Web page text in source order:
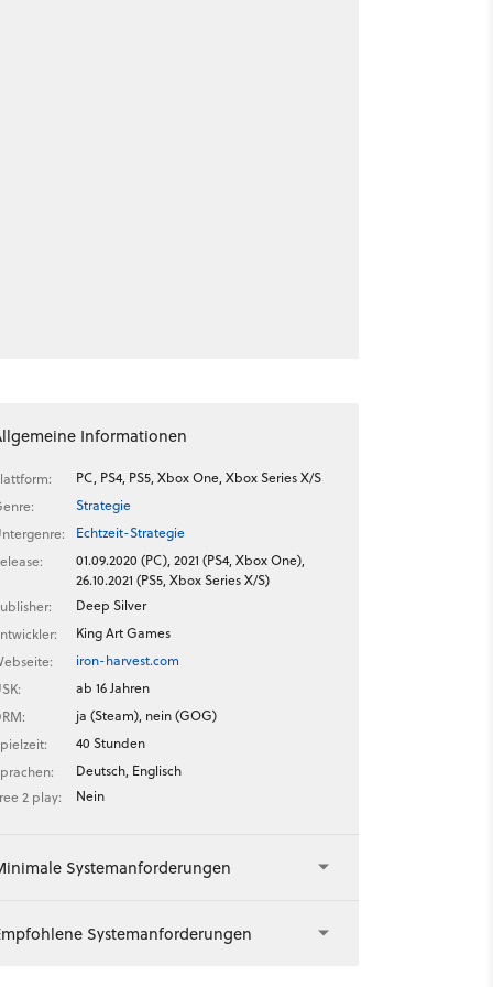
Informationen
PC, PS4, PS5, Xbox One, Xbox Series X/S
Strategie
Echtzeit-Strategie
01.09.2020 (PC), 2021 (PS4, Xbox One),
26.10.2021 (PS5, Xbox Series X/S)
Deep Silver
King Art Games
iron-harvest.com
ab 16 Jahren
ja (Steam), nein (GOG)
40 Stunden
Deutsch, Englisch
2 play:
Nein
Systemanforderungen
Systemanforderungen